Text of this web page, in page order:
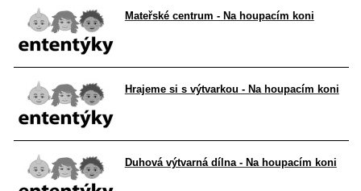
Mateřské centrum - Na houpacím koni
Hrajeme si s výtvarkou - Na houpacím koni
Duhová výtvarná dílna - Na houpacím koni